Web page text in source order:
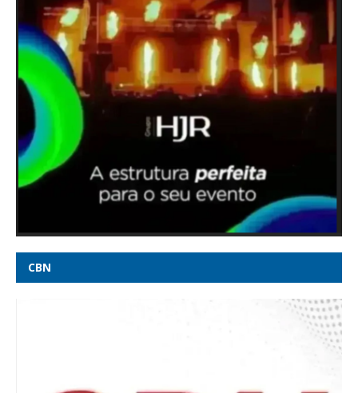
em MT - G1
Piloto ironizou falhas antes de queda da Voepass e comparou
avião a 'fusquinha' - Correio Braziliense
Após idas e vindas de Cleitinho, Republicanos anuncia que terá
candidatura própria em MG - Rádio Itatiaia
Tarifaço, visto de embaixadora e guerra da Ucrânia: o que
pode entrar na conversa entre Lula e Trump -
oglobo.globo.com
Lula e Alcolumbre deixam 6 X 1 para depois das eleições -
Poder360
STJ condena Marco Buzzi à perda do cargo, diz advogado de
CBN